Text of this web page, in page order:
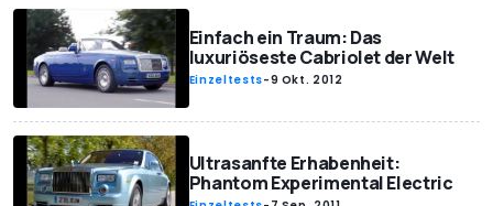
Einfach ein Traum: Das
luxuriöseste Cabriolet der Welt
Einzeltests-9 Okt. 2012
Ultrasanfte Erhabenheit:
Phantom Experimental Electric